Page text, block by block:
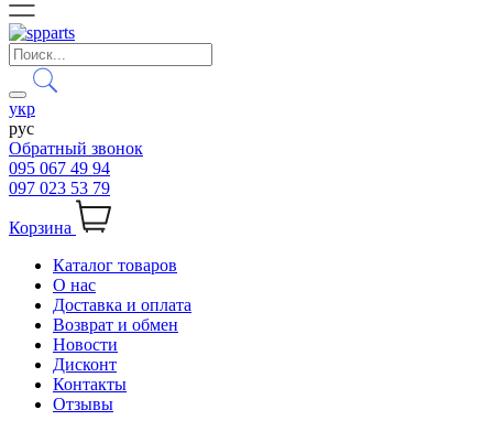
укр
рус
Обратный звонок
095 067 49 94
097 023 53 79
Корзина
Каталог товаров
О нас
Доставка и оплата
Возврат и обмен
Новости
Дисконт
Контакты
Отзывы